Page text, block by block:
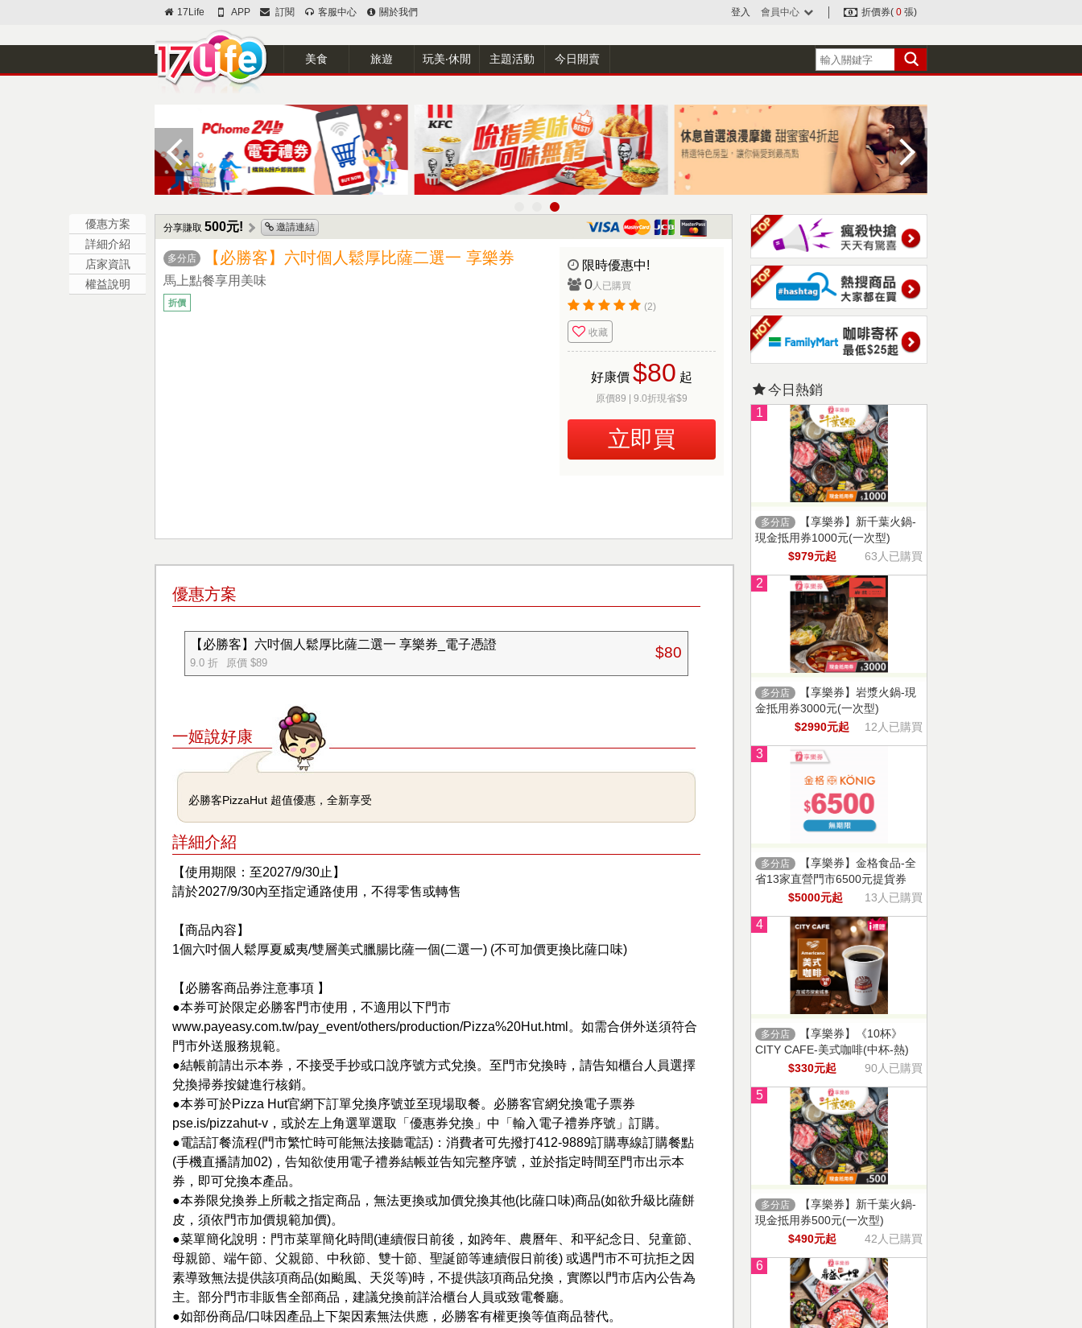
17Life APP 訂閱 客服中心 關於我們 登入 會員中心 折價券( 0 張)
美食 旅遊 玩美‧休閒 主題活動 今日開賣
優惠方案
詳細介紹
店家資訊
權益說明
分享賺取 500元! 邀請連結
多分店 【必勝客】六吋個人鬆厚比薩二選一 享樂券
馬上點餐享用美味
折價
限時優惠中!
0人已購買
(2)
收藏
好康價 $80 起
原價89 | 9.0折現省$9
立即買
優惠方案
【必勝客】六吋個人鬆厚比薩二選一 享樂券_電子憑證
9.0 折 原價 $89
$80
一姬說好康
必勝客PizzaHut 超值優惠，全新享受
詳細介紹
【使用期限：至2027/9/30止】
請於2027/9/30內至指定通路使用，不得零售或轉售
【商品內容】
1個六吋個人鬆厚夏威夷/雙層美式臘腸比薩一個(二選一) (不可加價更換比薩口味)
【必勝客商品券注意事項 】
●本券可於限定必勝客門市使用，不適用以下門市
www.payeasy.com.tw/pay_event/others/production/Pizza%20Hut.html。如需合併外送須符合
門市外送服務規範。
●結帳前請出示本券，不接受手抄或口說序號方式兌換。至門市兌換時，請告知櫃台人員選擇
兌換掃券按鍵進行核銷。
●本券可於Pizza Hut官網下訂單兌換序號並至現場取餐。必勝客官網兌換電子票券
pse.is/pizzahut-v，或於左上角選單選取「優惠券兌換」中「輸入電子禮券序號」訂購。
●電話訂餐流程(門市繁忙時可能無法接聽電話)：消費者可先撥打412-9889訂購專線訂購餐點
(手機直播請加02)，告知欲使用電子禮券結帳並告知完整序號，並於指定時間至門市出示本
券，即可兌換本產品。
●本券限兌換券上所載之指定商品，無法更換或加價兌換其他(比薩口味)商品(如欲升級比薩餅
皮，須依門市加價規範加價)。
●菜單簡化說明：門市菜單簡化時間(連續假日前後，如跨年、農曆年、和平紀念日、兒童節、
母親節、端午節、父親節、中秋節、雙十節、聖誕節等連續假日前後) 或遇門市不可抗拒之因
素導致無法提供該項商品(如颱風、天災等)時，不提供該項商品兌換，實際以門市店內公告為
主。部分門市非販售全部商品，建議兌換前詳洽櫃台人員或致電餐廳。
●如部份商品/口味因產品上下架因素無法供應，必勝客有權更換等值商品替代。
今日熱銷
1
多分店
【享樂券】新千葉火鍋-
現金抵用券1000元(一次型)
$979元起
63人已購買
2
多分店
【享樂券】岩漿火鍋-現
金抵用券3000元(一次型)
$2990元起
12人已購買
3
多分店
【享樂券】金格食品-全
省13家直營門市6500元提貨券
$5000元起
13人已購買
4
多分店
【享樂券】《10杯》
CITY CAFE-美式咖啡(中杯-熱)
$330元起
90人已購買
5
多分店
【享樂券】新千葉火鍋-
現金抵用券500元(一次型)
$490元起
42人已購買
6